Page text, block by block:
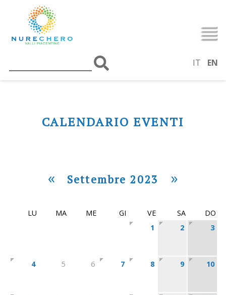
IT EN
CALENDARIO EVENTI
« Settembre 2023 »
LU MA ME GI VE SA
DO
1
2 3
4 5 6 7 8 9 10